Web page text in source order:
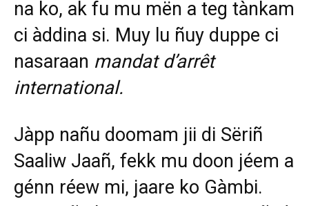
na ko, ak fu mu mën a teg tànkam
ci àddina si. Muy lu ñuy duppe ci
nasaraan mandat d’arrêt
international.
Jàpp nañu doomam jii di Sëriñ
Saaliw Jaañ, fekk mu doon jéem a
génn réew mi, jaare ko Gàmbi.